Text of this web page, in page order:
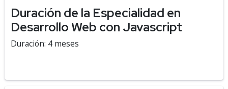
Duración de la Especialidad en
Desarrollo Web con Javascript
Duración: 4 meses